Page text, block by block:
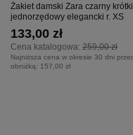
Żakiet damski Zara czarny krótki
jednorzędowy elegancki r. XS
Cena katalogowa: 259,00 zł
133,00 zł
Najniższa cena w okresie 30 dni przed
obniżką: 157,00 zł